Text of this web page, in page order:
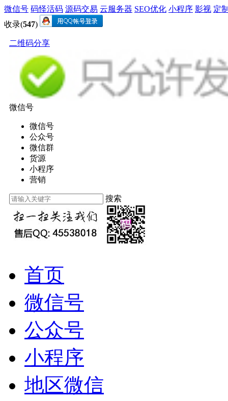
微信号 码怪活码 源码交易 云服务器 SEO优化 小程序 影视 定
收录(547)
二维码分享
微信号
微信号
公众号
微信群
货源
小程序
营销
搜索
首页
微信号
公众号
小程序
地区微信